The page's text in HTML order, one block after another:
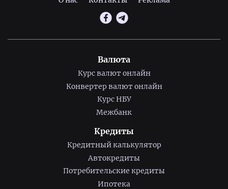
Валюта
Курс валют онлайн
Конвертер валют онлайн
Курс НБУ
Межбанк
Кредиты
Кредитный калькулятор
Автокредиты
Потребительские кредиты
Ипотека